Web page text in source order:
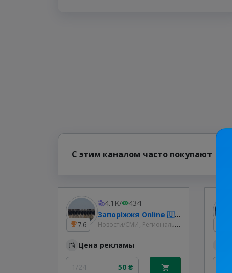
С этим каналом часто покупают
7.6
4.1K/
434
Запоріжжя Online 🇺🇦 Новини _ Новости Запорожье
Новости/СМИ, Региональные
Цена рекламы
1/24 50 ₴